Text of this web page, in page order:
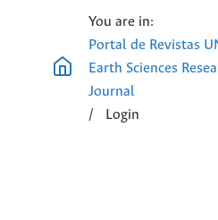
You are in:
Portal de Revistas
Earth Sciences
Journal
/
Login